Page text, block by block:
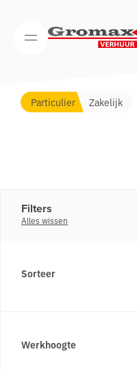
Open/Sluit mobiel menu
Particulier Zakelijk
Filters
Alles wissen
Sorteer
Werkhoogte